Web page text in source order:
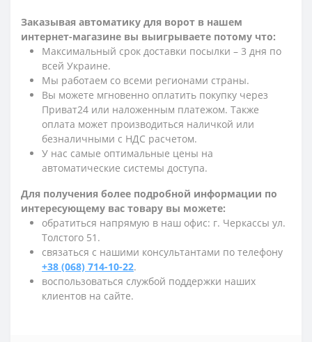
Заказывая автоматику для ворот в нашем
интернет-магазине вы выигрываете потому что:
Максимальный срок доставки посылки – 3 дня по
всей Украине.
Мы работаем со всеми регионами страны.
Вы можете мгновенно оплатить покупку через
Приват24 или наложенным платежом. Также
оплата может производиться наличкой или
безналичными с НДС расчетом.
У нас самые оптимальные цены на
автоматические системы доступа.
Для получения более подробной информации по
интересующему вас товару вы можете:
обратиться напрямую в наш офис: г. Черкассы ул.
Толстого 51.
связаться с нашими консультантами по телефону
+38 (068) 714-10-22.
воспользоваться службой поддержки наших
клиентов на сайте.